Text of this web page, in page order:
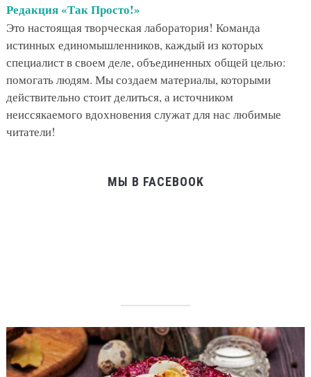
Редакция «Так Просто!»
Это настоящая творческая лаборатория! Команда
истинных единомышленников, каждый из которых
специалист в своем деле, объединенных общей целью:
помогать людям. Мы создаем материалы, которыми
действительно стоит делиться, а источником
неиссякаемого вдохновения служат для нас любимые
читатели!
МЫ В FACEBOOK